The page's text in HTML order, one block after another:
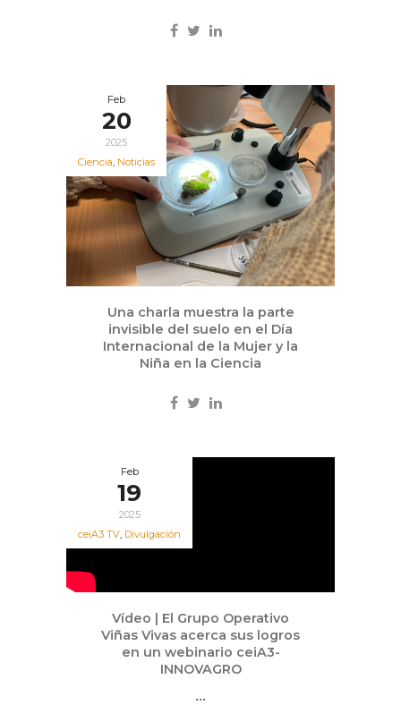
Feb
20
2025
Ciencia, Noticias
Una charla muestra la parte
invisible del suelo en el Día
Internacional de la Mujer y la
Niña en la Ciencia
Feb
19
2025
ceiA3 TV, Divulgación
Vídeo | El Grupo Operativo
Viñas Vivas acerca sus logros
en un webinario ceiA3-
INNOVAGRO
...